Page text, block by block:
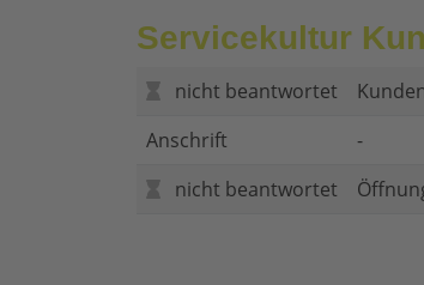
Servicekultur
nicht beantwortet
Anschrift
-
nicht beantwortet